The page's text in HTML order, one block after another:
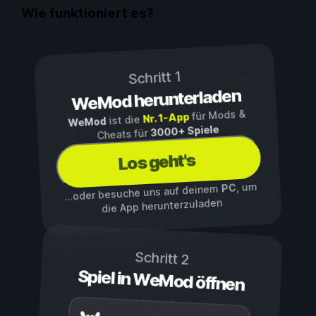
Wie funktioniert es?
Schritt 1
WeMod herunterladen
WeMod ist die Nr. 1-Appfür Mods &
Cheats für3000+ Spiele
Los geht's
...oder besuche uns auf deinemPC , um
die App herunterzuladen
Schritt 2
Spiel in WeMod öffnen